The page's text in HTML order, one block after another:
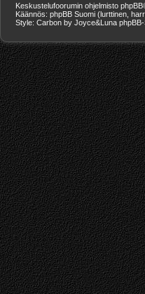
Keskustelufoorumin ohjelmisto phpBB
Käännös: phpBB Suomi (lurttinen,
Style: Carbon by Joyce&Luna